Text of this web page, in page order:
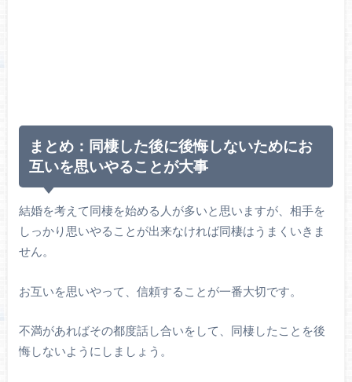
まとめ：同棲した後に後悔しないためにお
互いを思いやることが大事
結婚を考えて同棲を始める人が多いと思いますが、相手を
しっかり思いやることが出来なければ同棲はうまくいきま
せん。
お互いを思いやって、信頼することが一番大切です。
不満があればその都度話し合いをして、同棲したことを後
悔しないようにしましょう。